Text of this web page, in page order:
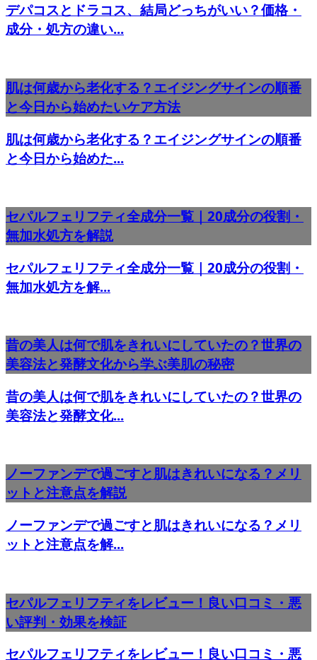
デパコスとドラコス、結局どっちがいい？価格・
成分・処方の違い...
肌は何歳から老化する？エイジングサインの順番
と今日から始めたいケア方法
肌は何歳から老化する？エイジングサインの順番
と今日から始めた...
セパルフェリフティ全成分一覧｜20成分の役割・
無加水処方を解説
セパルフェリフティ全成分一覧｜20成分の役割・
無加水処方を解...
昔の美人は何で肌をきれいにしていたの？世界の
美容法と発酵文化から学ぶ美肌の秘密
昔の美人は何で肌をきれいにしていたの？世界の
美容法と発酵文化...
ノーファンデで過ごすと肌はきれいになる？メリ
ットと注意点を解説
ノーファンデで過ごすと肌はきれいになる？メリ
ットと注意点を解...
セパルフェリフティをレビュー！良い口コミ・悪
い評判・効果を検証
セパルフェリフティをレビュー！良い口コミ・悪